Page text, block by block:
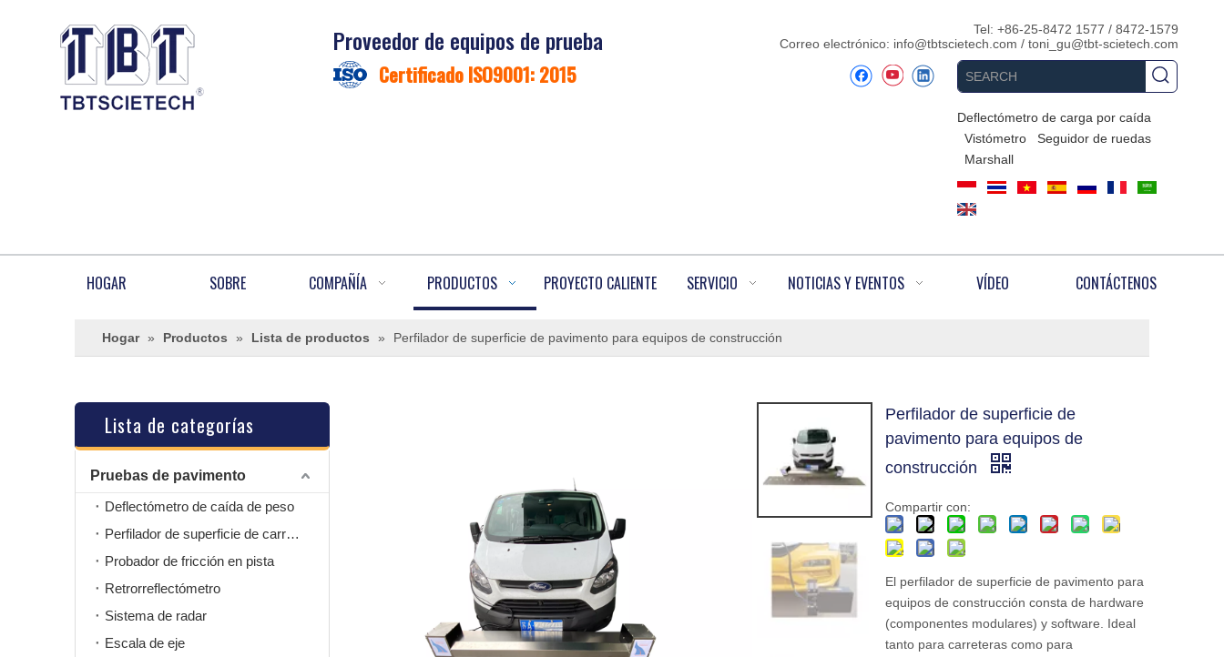
Proveedor de equipos de prueba
Certificado ISO9001: 2015
Tel: +86-25-8472 1577 / 8472-1579
Correo electrónico: info@tbtscietech.com / toni_gu@tbt-scietech.com
Deflectómetro de carga por caída
Vistómetro
Seguidor de ruedas
Marshall
HOGAR SOBRE COMPAÑÍA PRODUCTOS PROYECTO CALIENTE SERVICIO NOTICIAS Y EVENTOS VÍDEO CONTÁCTENOS
Hogar » Productos » Lista de productos » Perfilador de superficie de pavimento para equipos de construcción
Lista de categorías
Pruebas de pavimento
Deflectómetro de caída de peso
Perfilador de superficie de carretera
Probador de fricción en pista
Retrorreflectómetro
Sistema de radar
Escala de eje
Perfilador de superficie de
pavimento para equipos de
construcción
Compartir con:
El perfilador de superficie de pavimento para
equipos de construcción consta de hardware
(componentes modulares) y software. Ideal
tanto para carreteras como para